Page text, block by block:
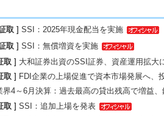
取 ] SSI：2025年現金配当を実施
取 ] SSI：無償増資を実施
取 ] 大和証券出資のSSI証券、資産運用拡大
取 ] FDI企業の上場促進で資本市場発展へ、
界4～6月決算：過去最高の貸出残高で増益、
取 ] SSI：追加上場を発表